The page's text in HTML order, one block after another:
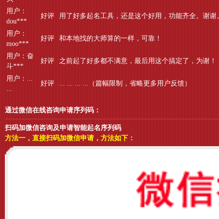
用户：
dou***
好评 用了好多起名工具，还是这个好用，功能齐全。谢谢
用户：
moo***
好评 和本地找的大师算的一样，可靠！
用户：奋
斗***
好评 之前起了好多都不满意，最后用这个搞定了，为谢！
用户：...
...
好评 ... ... ... ...（篇幅限制，省略更多用户反馈）
通过微信在线咨询申请序列码：
扫码加微信咨询及申请智能起名序列码
方法一，直接扫码加微信申请，方法如下：